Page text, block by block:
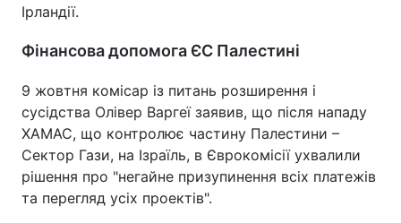
Ірландії.
Фінансова допомога ЄС Палестині
9 жовтня комісар із питань розширення і
сусідства Олівер Варгеї заявив, що після нападу
ХАМАС, що контролює частину Палестини –
Сектор Гази, на Ізраїль, в Єврокомісії ухвалили
рішення про "негайне призупинення всіх платежів
та перегляд усіх проектів".